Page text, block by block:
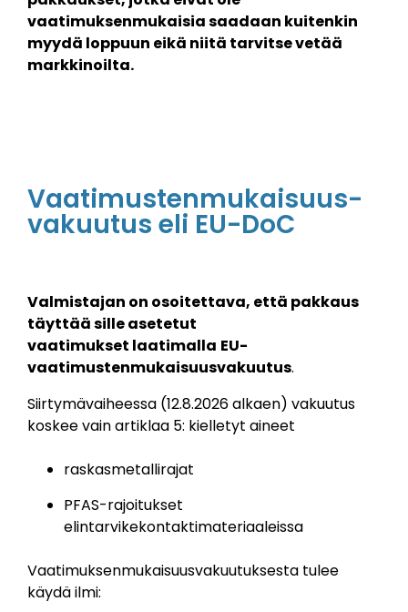
vaatimuksenmukaisia saadaan kuitenkin
myydä loppuun eikä niitä tarvitse vetää
markkinoilta.
Vaatimustenmukaisuus-
vakuutus eli EU-DoC
Valmistajan on osoitettava, että pakkaus
täyttää sille asetetut
vaatimukset laatimalla EU-
vaatimustenmukaisuusvakuutus.
Siirtymävaiheessa (12.8.2026 alkaen) vakuutus
koskee vain artiklaa 5: kielletyt aineet
raskasmetallirajat
PFAS-rajoitukset
elintarvikekontaktimateriaaleissa
Vaatimuksenmukaisuusvakuutuksesta tulee
käydä ilmi: